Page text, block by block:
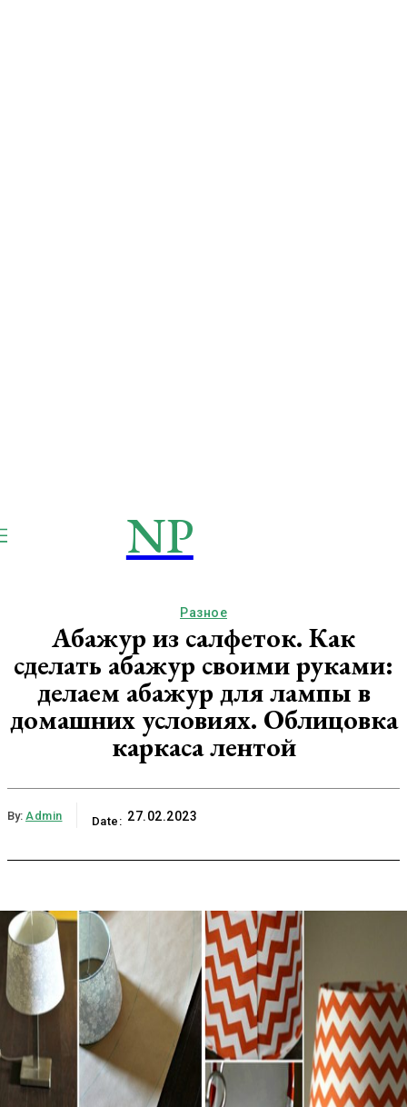
NP
Разное
Абажур из салфеток. Как
сделать абажур своими руками:
делаем абажур для лампы в
домашних условиях. Облицовка
каркаса лентой
By: Admin Date: 27.02.2023